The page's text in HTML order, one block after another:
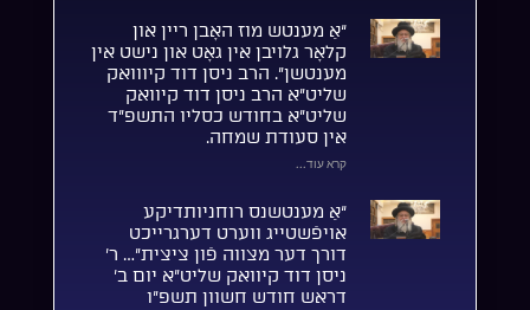
“אַ מענטש מוז האָבן ריין און
קלאָר גלויבן אין גאָט און נישט אין
מענטשן”. הרב ניסן דוד קיווואק
שליט”א הרב ניסן דוד קיוואק
שליט”א בחודש כסליו התשפ”ד
אין סעודת שמחה.
קרא עוד...
“אַ מענטשנס רוחניותדיקע
אויפֿשטייג ווערט דערגרייכט
דורך דער מצווה פֿון ציצית”… ר’
ניסן דוד קיוואק שליט”א יום ב’
דראש חודש חשוון תשפ”ו